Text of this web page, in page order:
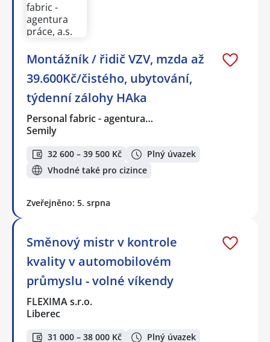
Montážník / řidič VZV, mzda až
39.600Kč/čistého, ubytování,
týdenní zálohy HAka
Personal fabric - agentura…
Semily
32 600 – 39 500 Kč
Plný úvazek
Vhodné také pro cizince
Zveřejněno: 5. srpna
Směnový mistr v kontrole
kvality v automobilovém
průmyslu - volné víkendy
FLEXIMA s.r.o.
Liberec
31 000 – 38 000 Kč Plný úvazek